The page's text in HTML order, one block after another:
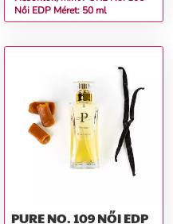
Női EDP Méret: 50 ml
PURE NO. 109 NŐI EDP